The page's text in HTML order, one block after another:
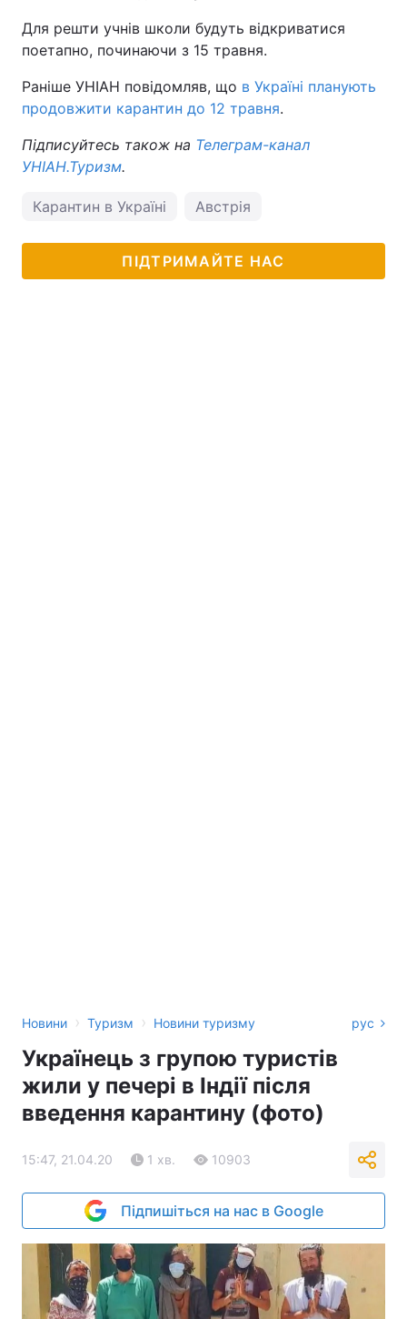
Для решти учнів школи будуть відкриватися
поетапно, починаючи з 15 травня.
Раніше УНІАН повідомляв, що в Україні планують
продовжити карантин до 12 травня.
Підписуйтесь також на Телеграм-канал
УНІАН.Туризм.
Карантин в Україні Австрія
ПІДТРИМАЙТЕ НАС
Новини › Туризм › Новини туризму рус
Українець з групою туристів
жили у печері в Індії після
введення карантину (фото)
15:47, 21.04.20 1 хв. 10903
Підпишіться на нас в Google